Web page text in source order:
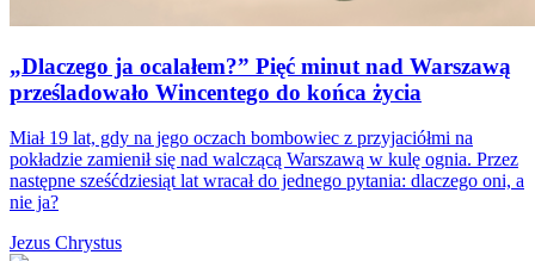
„Dlaczego ja ocalałem?” Pięć minut nad Warszawą
prześladowało Wincentego do końca życia
Miał 19 lat, gdy na jego oczach bombowiec z przyjaciółmi na
pokładzie zamienił się nad walczącą Warszawą w kulę ognia. Przez
następne sześćdziesiąt lat wracał do jednego pytania: dlaczego oni, a
nie ja?
Jezus Chrystus